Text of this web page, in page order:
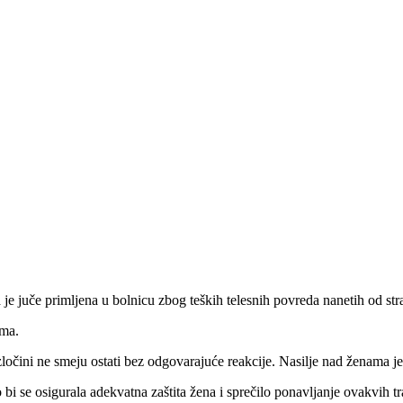
juče primljena u bolnicu zbog teških telesnih povreda nanetih od
ne smeju ostati bez odgovarajuće reakcije. Nasilje nad
se osigurala adekvatna zaštita žena i sprečilo ponavljanje